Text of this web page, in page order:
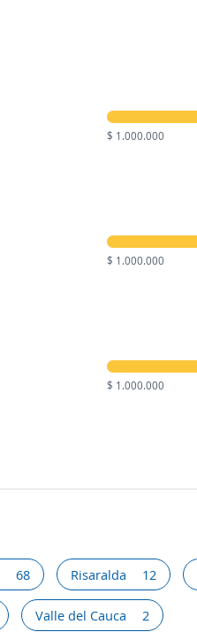
$ 1.000.000
$ 1.000.000
$ 1.000.000
68 Risaralda 12
Valle del Cauca 2